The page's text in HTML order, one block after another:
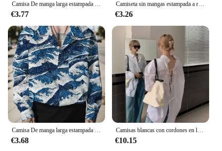
Camisa De manga larga estampada para Hombre, ropa informal, Primavera, Y2k
€3.77
Camiseta sin mangas estampada a rayas con hebilla de Metal y cuello en V para Mujer, Jersey holgado sin mangas, blusa para Mujer 2024
€3.26
Camisa De manga larga estampada para Hombre, ropa informal, Primavera, Y2k
€3.68
Camisas blancas con cordones en la espalda para Mujer, blusa holgada De dos prendas, Blusas salvajes a la Moda, Top informal Simple 2024
€10.15